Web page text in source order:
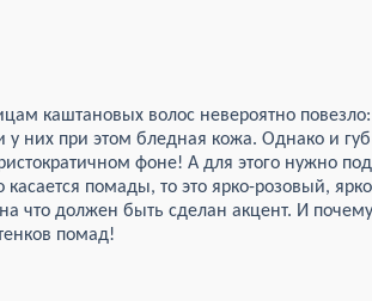
каштановых волос невероятно
у них при этом бледная кожа. Однако и
фоне! А для этого нужно
касается помады, то это ярко-розовый,
на что должен быть сделан акцент. И
помад!